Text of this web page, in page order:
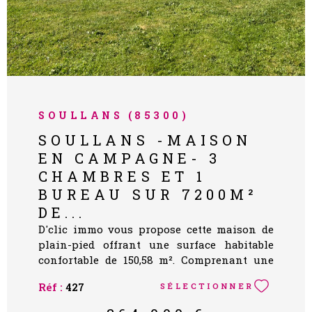
SOULLANS (85300)
SOULLANS -MAISON
EN CAMPAGNE- 3
CHAMBRES ET 1
BUREAU SUR 7200M²
DE...
D'clic immo vous propose cette maison de
plain-pied offrant une surface habitable
confortable de 150,58 m². Comprenant une
manger avec coin cuisine et bar; une arrière
cuisine avec cuisine aménagée et équipée.
Réf : 427 SÉLECTIONNER